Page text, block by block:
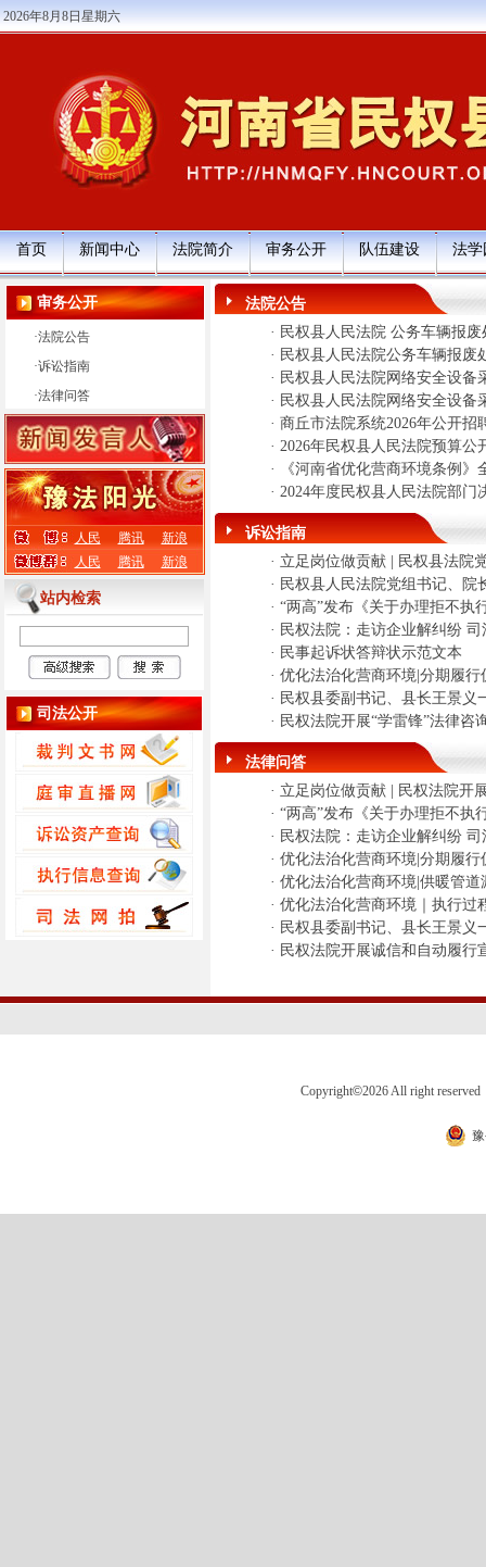
2026年8月8日星期六
首页 新闻中心 法院简介 审务公开 队伍建设 法学
审务公开
·法院公告
·诉讼指南
·法律问答
人民 腾讯
新浪
人民
腾讯 新浪
站内检索
司法公开
法院公告
· 民权县人民法院 公务车辆报
· 民权县人民法院公务车辆报废
· 民权县人民法院网络安全设备
· 民权县人民法院网络安全设备
· 商丘市法院系统2026年公开招
· 2026年民权县人民法院预算公
·
《河南省优化营商环境条例》
· 2024年度民权县人民法院部门
诉讼指南
· 立足岗位做贡献 | 民权县法院
· 民权县人民法院党组书记、院
· “两高”发布《关于办理拒不执
· 民权法院：走访企业解纠纷 司
· 民事起诉状答辩状示范文本
· 优化法治化营商环境|分期履
· 民权县委副书记、县长王景义
· 民权法院开展“学雷锋”法律咨
法律问答
· 立足岗位做贡献 | 民权法院开
· “两高”发布《关于办理拒不执
· 民权法院：走访企业解纠纷 司
· 优化法治化营商环境|分期履
· 优化法治化营商环境|供暖管
· 优化法治化营商环境｜执行过
· 民权县委副书记、县长王景义
· 民权法院开展诚信和自动履行
Copyright©2026 All right